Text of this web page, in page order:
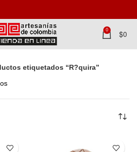
0 $0
etiquetados “R?quira”